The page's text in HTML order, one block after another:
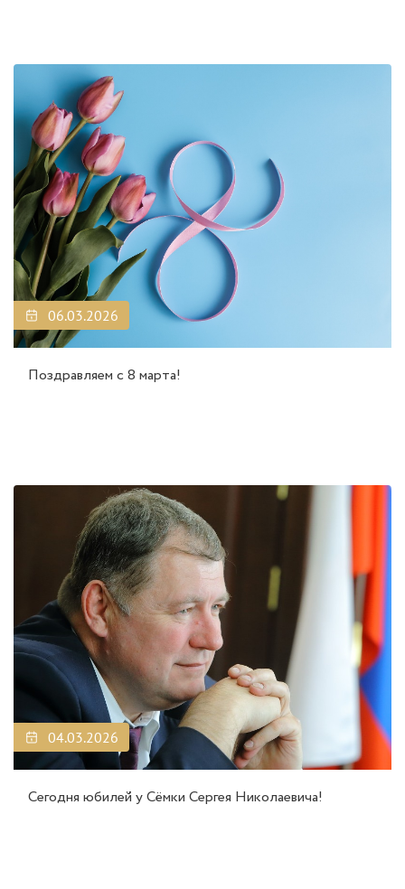
06.03.2026
Поздравляем с 8 марта!
04.03.2026
Сегодня юбилей у Сёмки Сергея Николаевича!